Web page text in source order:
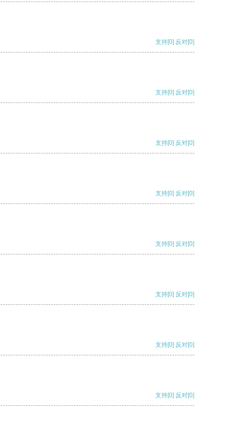
支持[0] 反对[0]
支持[0] 反对[0]
支持[0] 反对[0]
支持[0] 反对[0]
支持[0] 反对[0]
支持[0] 反对[0]
支持[0] 反对[0]
支持[0] 反对[0]